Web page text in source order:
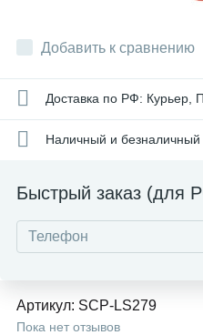
Добавить к сравнению
Доставка по РФ: Курьер,
Наличный и безналичный
Быстрый заказ (для
Артикул: SCP-LS279
Пока нет отзывов